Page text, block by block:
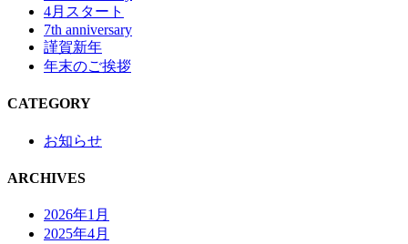
4月スタート
7th anniversary
謹賀新年
年末のご挨拶
CATEGORY
お知らせ
ARCHIVES
2026年1月
2025年4月